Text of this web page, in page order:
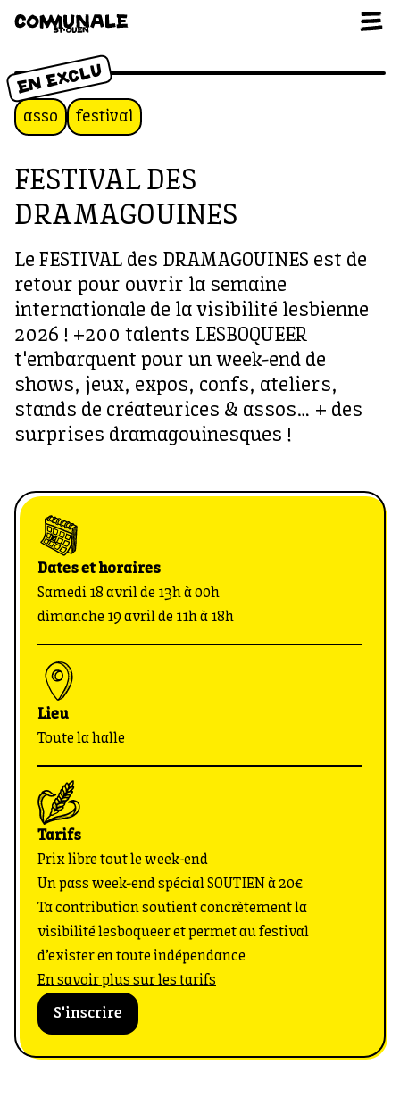
Aller au contenu
EN EXCLU
asso festival
FESTIVAL DES
DRAMAGOUINES
Le FESTIVAL des DRAMAGOUINES est de
retour pour ouvrir la semaine
internationale de la visibilité lesbienne
2026 ! +200 talents LESBOQUEER
t'embarquent pour un week-end de
shows, jeux, expos, confs, ateliers,
stands de créateurices & assos… + des
surprises dramagouinesques !
Dates et horaires
Samedi 18 avril de 13h à 00h
dimanche 19 avrilde 11h à 18h
Lieu
Toute la halle
Tarifs
Prix libre tout le week-end
Un pass week-end spécial SOUTIEN à 20€
Ta contribution soutient concrètement la
visibilité lesboqueer et permet au festival
d’exister en toute indépendance
En savoir plus sur les tarifs
S'inscrire